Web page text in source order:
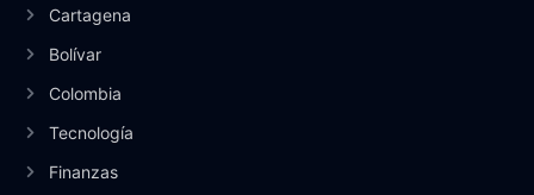
Cartagena
Bolívar
Colombia
Tecnología
Finanzas